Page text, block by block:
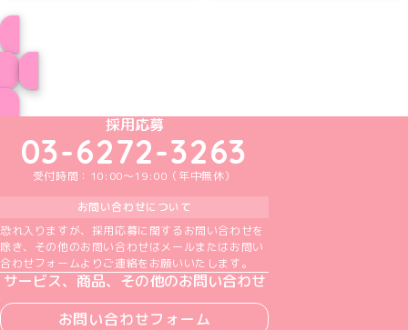
めいどりーみんTikTok公式アカウント
めいどりーみんX公式アカウント
めいどりーみんInstagram公式アカウント
めいどりーみんFacebook公式アカウン
めいどりーみんYouTube公式アカ
採用応募
03-6272-3263
受付時間：10:00～19:00（年中無休）
お問い合わせについて
恐れ入りますが、採用応募に関するお問い合わせを
除き、その他のお問い合わせはメールまたはお問い
合わせフォームよりご連絡をお願いいたします。
サービス、商品、その他のお問い合わせ
お問い合わせフォーム